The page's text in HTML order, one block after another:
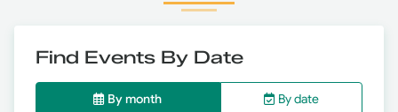
Find Events By Date
By month By date